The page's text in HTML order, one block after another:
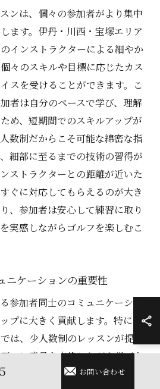
ンは、個々の参加者がより集中
ます。伊丹・川西・宝塚エリア
インストラクターによる細やか
々のスキルや目標に応じたカス
スを受けることができます。こ
者は自分のペースで学び、理解
め、短期間でのスキルアップが
数制だからこそ可能な綿密な指
細部に至るまでの技術の習得が
ストラクターとの距離が近いた
ぐに対応してもらえるのが大き
、参加者は安心して練習に取り
実感しながらゴルフを楽しむこ
ニケーションの重要性
参加者同士のコミュニケーショ
プに大きく貢献します。特に伊
は、少人数制のレッスンが提供
いに意見を交換しながら学びを
これにより、他の参加者の視点
お問い合わせ